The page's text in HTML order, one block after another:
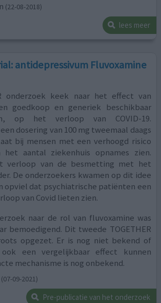
(22-08-2018)
lees meer
antidepressivum Fluvoxamine
onderzoek keek naar het effect van
goedkoop en generiek beschikbaar
op het verloop van COVID-19.
dosering van 100 mg tweemaal daags
bij mensen met een verhoogd risico
het aantal ziekenhuis opnames zien.
verloop van de besmetting met het
De onderzoekers kwamen op dit idee
opviel dat psychiatrische patiënten een
van Covid lieten zien.
naar de rol van fluvoxamine was
bemoedigend. Dit tweede TOGETHER
opgezet. Er is nog niet bekend of
ook een vergelijkbaar effect kunnen
mechanisme is nog onbekend.
(07-09-2021)
Pre-publicatie van het onderzoek